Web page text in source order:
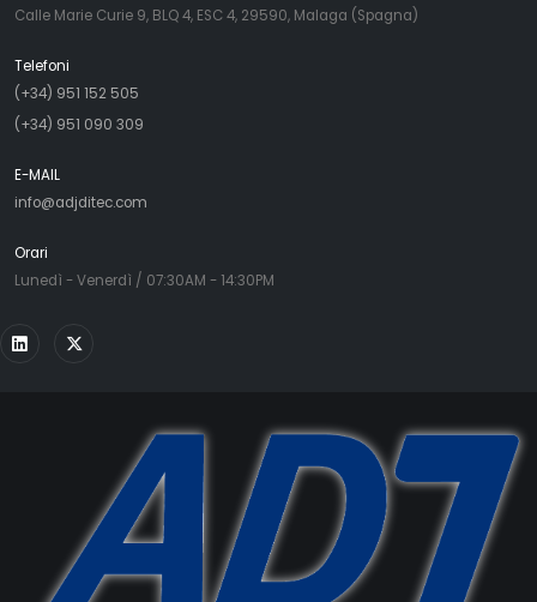
Calle Marie Curie 9, BLQ 4, ESC 4, 29590, Malaga (Spagna)
Telefoni
(+34) 951 152 505
(+34) 951 090 309
E-MAIL
info@adjditec.com
Orari
Lunedì - Venerdì / 07:30AM - 14:30PM